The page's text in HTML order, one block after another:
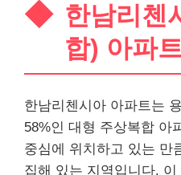
한남리첸
합) 아파
한남리첸시아 아파트는
58%인 대형 주상복합 아
중심에 위치하고 있는 만
집해 있는 지역입니다.